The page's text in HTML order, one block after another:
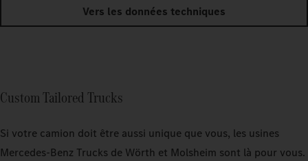
Vers les données techniques
Custom Tailored Trucks
Si votre camion doit être aussi unique que vous, les usines
Mercedes‑Benz Trucks de Wörth et Molsheim sont là pour vous.